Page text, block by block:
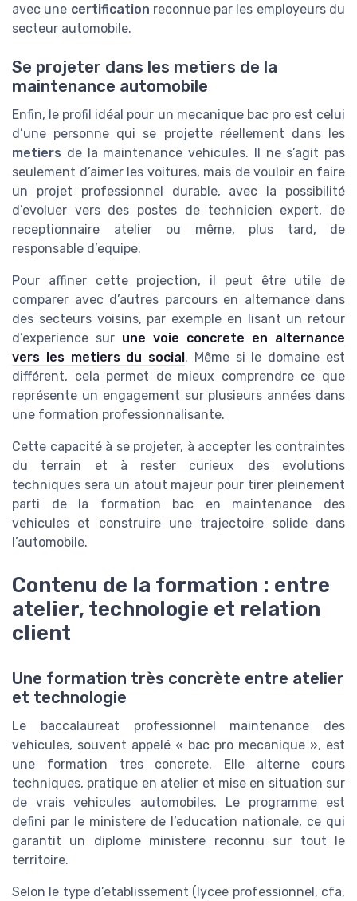
avec une certification reconnue par les employeurs du
secteur automobile.
Se projeter dans les metiers de la
maintenance automobile
Enfin, le profil idéal pour un mecanique bac pro est celui
d’une personne qui se projette réellement dans les
metiers de la maintenance vehicules. Il ne s’agit pas
seulement d’aimer les voitures, mais de vouloir en faire
un projet professionnel durable, avec la possibilité
d’evoluer vers des postes de technicien expert, de
receptionnaire atelier ou même, plus tard, de
responsable d’equipe.
Pour affiner cette projection, il peut être utile de
comparer avec d’autres parcours en alternance dans
des secteurs voisins, par exemple en lisant un retour
d’experience sur une voie concrete en alternance
vers les metiers du social . Même si le domaine est
différent, cela permet de mieux comprendre ce que
représente un engagement sur plusieurs années dans
une formation professionnalisante.
Cette capacité à se projeter, à accepter les contraintes
du terrain et à rester curieux des evolutions
techniques sera un atout majeur pour tirer pleinement
parti de la formation bac en maintenance des
vehicules et construire une trajectoire solide dans
l’automobile.
Contenu de la formation : entre
atelier, technologie et relation
client
Une formation très concrète entre atelier
et technologie
Le baccalaureat professionnel maintenance des
vehicules, souvent appelé « bac pro mecanique », est
une formation tres concrete. Elle alterne cours
techniques, pratique en atelier et mise en situation sur
de vrais vehicules automobiles. Le programme est
defini par le ministere de l’education nationale, ce qui
garantit un diplome ministere reconnu sur tout le
territoire.
Selon le type d’etablissement (lycee professionnel, cfa,